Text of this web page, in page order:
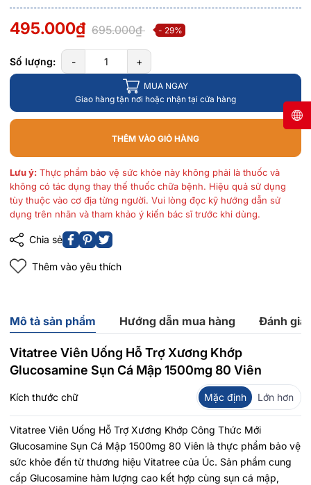
495.000₫ 695.000₫ - 29%
Số lượng: - +
MUA NGAY
Giao hàng tận nơi hoặc nhận tại cửa hàng
THÊM VÀO GIỎ HÀNG
Lưu ý: Thực phẩm bảo vệ sức khỏe này không phải là thuốc và
không có tác dụng thay thế thuốc chữa bệnh. Hiệu quả sử dụng
tùy thuộc vào cơ địa từng người. Vui lòng đọc kỹ hướng dẫn sử
dụng trên nhãn và tham khảo ý kiến bác sĩ trước khi dùng.
Chia sẻ
Thêm vào yêu thích
Mô tả sản phẩm Hướng dẫn mua hàng Đánh giá
Vitatree Viên Uống Hỗ Trợ Xương Khớp
Glucosamine Sụn Cá Mập 1500mg 80 Viên
Kích thước chữ Mặc định Lớn hơn
Vitatree Viên Uống Hỗ Trợ Xương Khớp Công Thức Mới
Glucosamine Sụn Cá Mập 1500mg 80 Viên là thực phẩm bảo vệ
sức khỏe đến từ thương hiệu Vitatree của Úc. Sản phẩm cung
cấp Glucosamine hàm lượng cao kết hợp cùng sụn cá mập,